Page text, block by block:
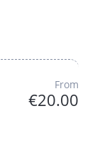
From
€20.00